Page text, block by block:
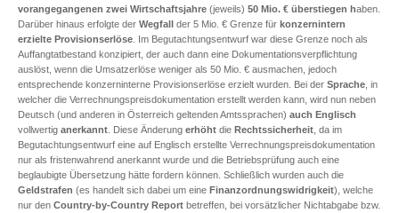
vorangegangenen zwei Wirtschaftsjahre (jeweils) 50 Mio. € überstiegen haben.
Darüber hinaus erfolgte der Wegfall der 5 Mio. € Grenze für konzernintern
erzielte Provisionserlöse . Im Begutachtungsentwurf war diese Grenze noch als
Auffangtatbestand konzipiert, der auch dann eine Dokumentationsverpflichtung
auslöst, wenn die Umsatzerlöse weniger als 50 Mio. € ausmachen, jedoch
entsprechende konzerninterne Provisionserlöse erzielt wurden. Bei der Sprache , in
welcher die Verrechnungspreisdokumentation erstellt werden kann, wird nun neben
Deutsch (und anderen in Österreich geltenden Amtssprachen) auch Englisch
vollwertig anerkannt . Diese Änderung erhöht die Rechtssicherheit , da im
Begutachtungsentwurf eine auf Englisch erstellte Verrechnungspreisdokumentation
nur als fristenwahrend anerkannt wurde und die Betriebsprüfung auch eine
beglaubigte Übersetzung hätte fordern können. Schließlich wurden auch die
Geldstrafen (es handelt sich dabei um eine Finanzordnungswidrigkeit), welche
nur den Country-by-Country Report betreffen, bei vorsätzlicher Nichtabgabe bzw.